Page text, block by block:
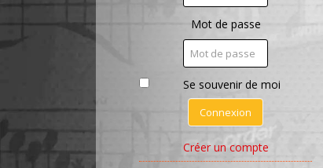
Mot de passe
Se souvenir de moi
Connexion
Créer un compte